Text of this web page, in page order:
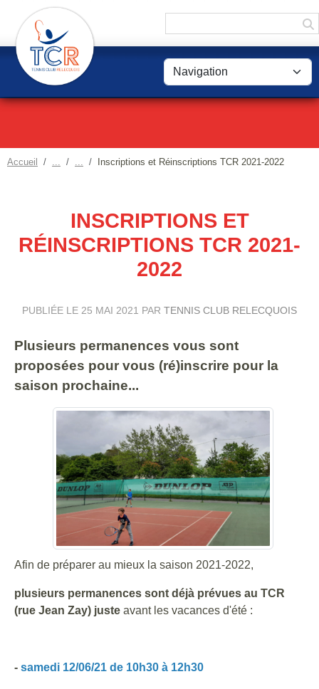
Accueil Inscriptions et Réinscriptions TCR 2021-2022
INSCRIPTIONS ET
RÉINSCRIPTIONS TCR 2021-
2022
PUBLIÉE LE 25 MAI 2021 PAR TENNIS CLUB RELECQUOIS
Plusieurs permanences vous sont
proposées pour vous (ré)inscrire pour la
saison prochaine...
Afin de préparer au mieux la saison 2021-2022,
plusieurs permanences sont déjà prévues au TCR
(rue Jean Zay) juste avant les vacances d'été :
- samedi 12/06/21 de 10h30 à 12h30
Panneau de gestion des cookies